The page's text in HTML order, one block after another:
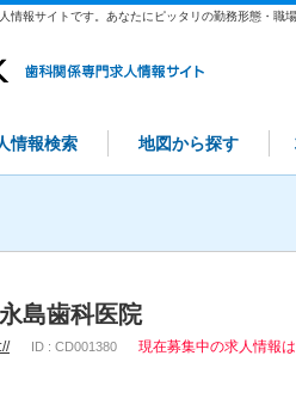
情報サイトです。あなたにピッタリの勤務形態・職
情報検索 地図から探す
永島歯科医院
ID : CD001380 現在募集中の求人情報は